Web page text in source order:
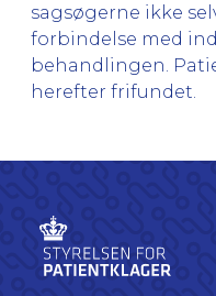
sagsøgerne ikke
forbindelse med
behandlingen.
herefter frifundet.